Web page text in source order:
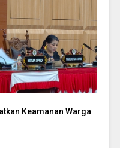
Keamanan Warga